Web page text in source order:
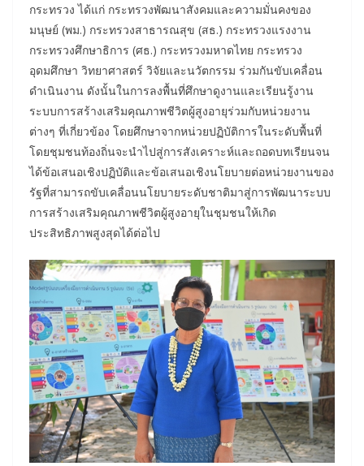
กระทรวง ได้แก่ กระทรวงพัฒนาสังคมและความมั่นคงของ
มนุษย์ (พม.) กระทรวงสาธารณสุข (สธ.) กระทรวงแรงงาน
กระทรวงศึกษาธิการ (ศธ.) กระทรวงมหาดไทย กระทรวง
อุดมศึกษา วิทยาศาสตร์ วิจัยและนวัตกรรม ร่วมกันขับเคลื่อน
ดำเนินงาน ดังนั้นในการลงพื้นที่ศึกษาดูงานและเรียนรู้งาน
ระบบการสร้างเสริมคุณภาพชีวิตผู้สูงอายุร่วมกับหน่วยงาน
ต่างๆ ที่เกี่ยวข้อง โดยศึกษาจากหน่วยปฏิบัติการในระดับพื้นที่
โดยชุมชนท้องถิ่นจะนำไปสู่การสังเคราะห์และถอดบทเรียนจน
ได้ข้อเสนอเชิงปฏิบัติและข้อเสนอเชิงนโยบายต่อหน่วยงานของ
รัฐที่สามารถขับเคลื่อนนโยบายระดับชาติมาสู่การพัฒนาระบบ
การสร้างเสริมคุณภาพชีวิตผู้สูงอายุในชุมชนให้เกิด
ประสิทธิภาพสูงสุดได้ต่อไป